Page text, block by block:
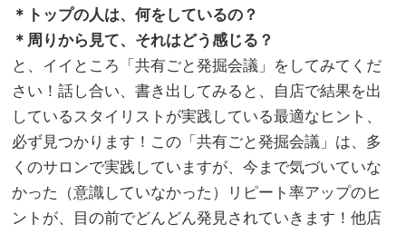
＊トップの人は、何をしているの？
＊周りから見て、それはどう感じる？
と、イイところ「共有ごと発掘会議」をしてみてくだ
さい！話し合い、書き出してみると、自店で結果を出
しているスタイリストが実践している最適なヒント、
必ず見つかります！この「共有ごと発掘会議」は、多
くのサロンで実践していますが、今まで気づいていな
かった（意識していなかった）リピート率アップのヒ
ントが、目の前でどんどん発見されていきます！他店